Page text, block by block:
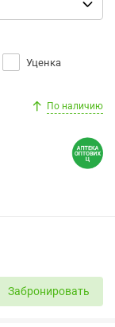
Уценка
По наличию
Забронировать